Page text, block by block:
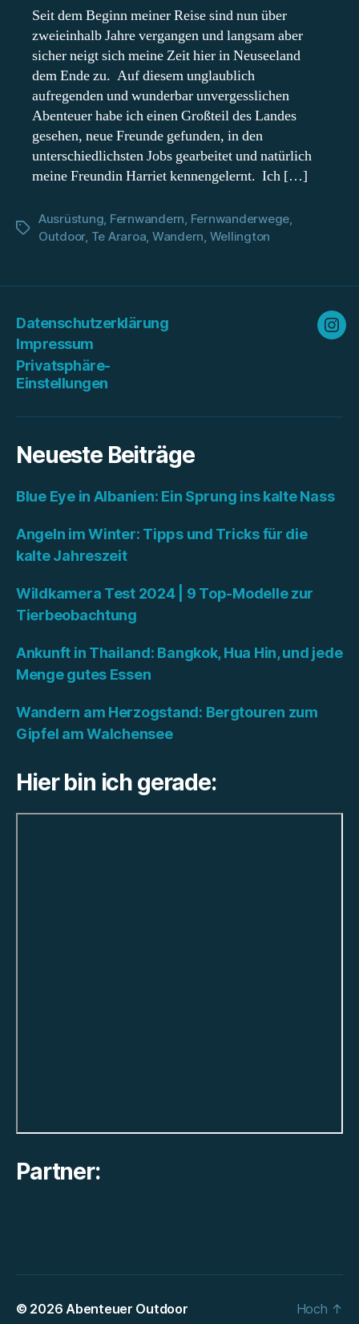
Trail
Es
geht
weiter
auf
der
Nordinsel
Seit dem Beginn meiner Reise sind nun über
zweieinhalb Jahre vergangen und langsam aber
sicher neigt sich meine Zeit hier in Neuseeland
dem Ende zu. Auf diesem unglaublich
aufregenden und wunderbar unvergesslichen
Abenteuer habe ich einen Großteil des Landes
gesehen, neue Freunde gefunden, in den
unterschiedlichsten Jobs gearbeitet und natürlich
meine Freundin Harriet kennengelernt. Ich […]
Schlagwörter
Ausrüstung, Fernwandern, Fernwanderwege,
Outdoor, Te Araroa, Wandern, Wellington
Datenschutzerklärung
Impressum
Privatsphäre-
Einstellungen
Neueste Beiträge
Blue Eye in Albanien: Ein Sprung ins kalte Nass
Angeln im Winter: Tipps und Tricks für die
kalte Jahreszeit
Wildkamera Test 2024 | 9 Top-Modelle zur
Tierbeobachtung
Ankunft in Thailand: Bangkok, Hua Hin, und jede
Menge gutes Essen
Wandern am Herzogstand: Bergtouren zum
Gipfel am Walchensee
Hier bin ich gerade:
Partner:
© 2026 Abenteuer Outdoor Hoch ↑